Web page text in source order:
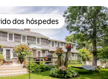
melhores preferidos dos
dos hóspedes